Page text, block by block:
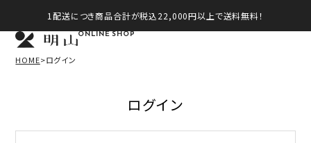
1配送につき商品合計が税込22,000円以上で送料無料！
ONLINE SHOP
HOME ログイン
ログイン